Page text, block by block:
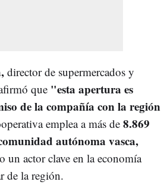
director de supermercados y
que "esta apertura es
de la compañía con la región
emplea a más de8.869
autónoma vasca,
un actor clave en la economía
de la región.